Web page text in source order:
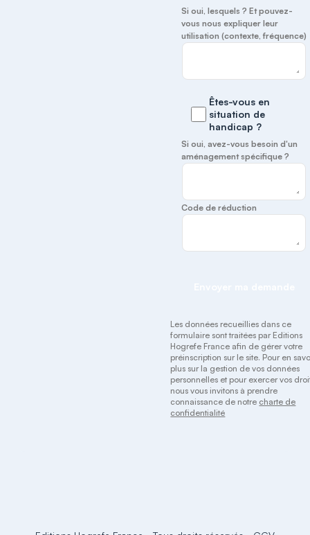
Si oui, lesquels ? Et pouvez-
vous nous expliquer leur
utilisation (contexte, fréquence)
Êtes-vous en
situation de
handicap ?
Si oui, avez-vous besoin d'un
aménagement spécifique ?
Code de réduction
Les données recueillies dans ce
formulaire sont traitées par Editions
Hogrefe France afin de gérer votre
préinscription sur le site. Pour en
plus sur la gestion de vos données
personnelles et pour exercer vos
nous vous invitons à prendre
connaissance de notre charte de
confidentialité